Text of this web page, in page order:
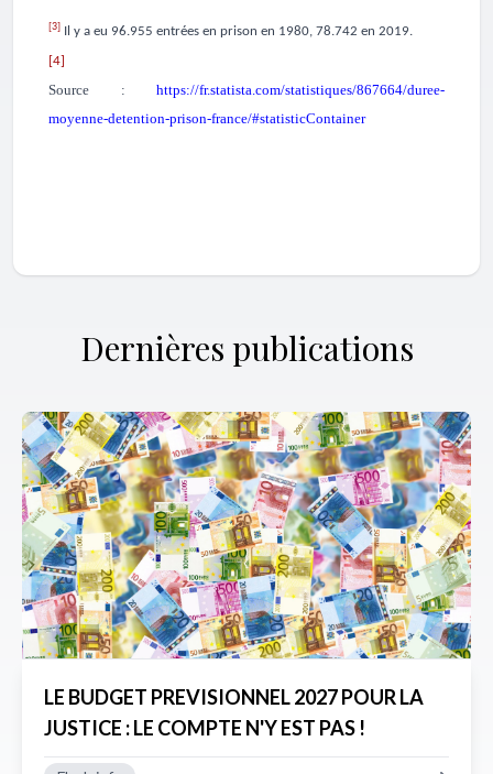
[3] Il y a eu 96.955 entrées en prison en 1980, 78.742 en 2019.
[4]
Source : https://fr.statista.com/statistiques/867664/duree-
moyenne-detention-prison-france/#statisticContainer
Dernières publications
LE BUDGET PREVISIONNEL 2027 POUR LA
JUSTICE : LE COMPTE N'Y EST PAS !